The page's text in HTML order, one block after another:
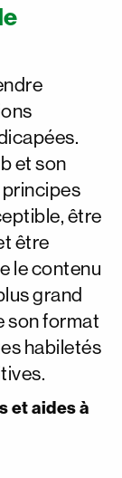
et son
être
être
le contenu
grand
son format
habiletés
et aides à